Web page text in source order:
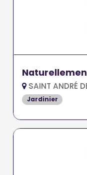
SAINT ANDRÉ
Jardinier